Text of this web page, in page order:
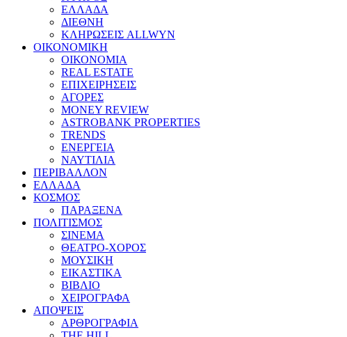
ΕΛΛΑΔΑ
ΔΙΕΘΝΗ
ΚΛΗΡΩΣΕΙΣ ALLWYN
ΟΙΚΟΝΟΜΙΚΗ
ΟΙΚΟΝΟΜΙΑ
REAL ESTATE
ΕΠΙΧΕΙΡΗΣΕΙΣ
ΑΓΟΡΕΣ
MONEY REVIEW
ASTROBANK PROPERTIES
TRENDS
ΕΝΕΡΓΕΙΑ
ΝΑΥΤΙΛΙΑ
ΠΕΡΙΒΑΛΛΟΝ
ΕΛΛΑΔΑ
ΚΟΣΜΟΣ
ΠΑΡΑΞΕΝΑ
ΠΟΛΙΤΙΣΜΟΣ
ΣΙΝΕΜΑ
ΘΕΑΤΡΟ-ΧΟΡΟΣ
ΜΟΥΣΙΚΗ
ΕΙΚΑΣΤΙΚΑ
ΒΙΒΛΙΟ
ΧΕΙΡΟΓΡΑΦΑ
ΑΠΟΨΕΙΣ
ΑΡΘΡΟΓΡΑΦΙΑ